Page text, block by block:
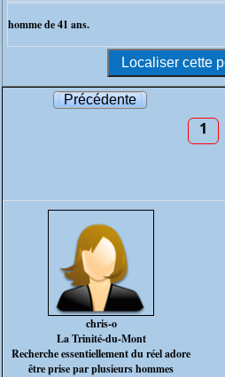
homme de 41 ans.
Précédente
1
chris-o
La Trinité-du-Mont
Recherche essentiellement du réel adore
être prise par plusieurs hommes